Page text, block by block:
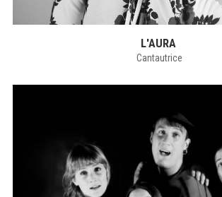
L'AURA
Cantautrice